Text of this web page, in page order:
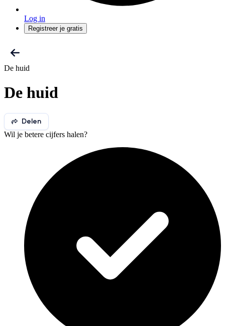
Log in
Registreer je gratis
De huid
De huid
Delen
Wil je betere cijfers halen?